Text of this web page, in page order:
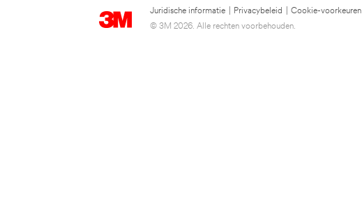
Juridische informatie Privacybeleid
Cookie-voorkeuren
© 3M 2026. Alle rechten voorbehouden.